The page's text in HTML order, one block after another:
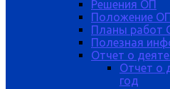
Решения ОП
Положение
Планы работ
Полезная
Отчет о
Отчет о
год